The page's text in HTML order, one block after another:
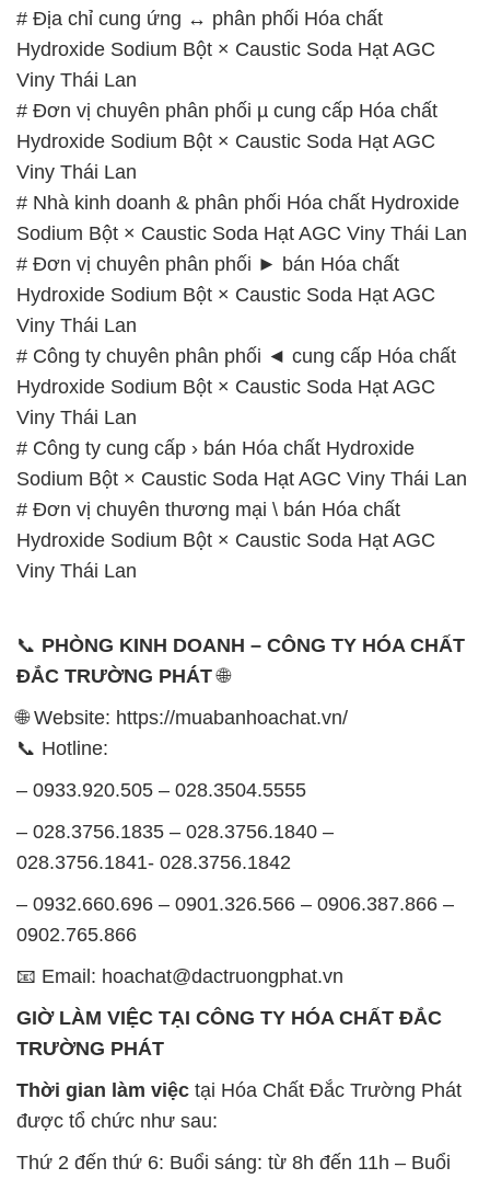
# Địa chỉ cung ứng ↔ phân phối Hóa chất
Hydroxide Sodium Bột × Caustic Soda Hạt AGC
Viny Thái Lan
# Đơn vị chuyên phân phối µ cung cấp Hóa chất
Hydroxide Sodium Bột × Caustic Soda Hạt AGC
Viny Thái Lan
# Nhà kinh doanh & phân phối Hóa chất Hydroxide
Sodium Bột × Caustic Soda Hạt AGC Viny Thái Lan
# Đơn vị chuyên phân phối ► bán Hóa chất
Hydroxide Sodium Bột × Caustic Soda Hạt AGC
Viny Thái Lan
# Công ty chuyên phân phối ◄ cung cấp Hóa chất
Hydroxide Sodium Bột × Caustic Soda Hạt AGC
Viny Thái Lan
# Công ty cung cấp › bán Hóa chất Hydroxide
Sodium Bột × Caustic Soda Hạt AGC Viny Thái Lan
# Đơn vị chuyên thương mại \ bán Hóa chất
Hydroxide Sodium Bột × Caustic Soda Hạt AGC
Viny Thái Lan
📞 PHÒNG KINH DOANH – CÔNG TY HÓA CHẤT
ĐẮC TRƯỜNG PHÁT🌐
🌐 Website: https://muabanhoachat.vn/
📞 Hotline:
– 0933.920.505 – 028.3504.5555
– 028.3756.1835 – 028.3756.1840 –
028.3756.1841- 028.3756.1842
– 0932.660.696 – 0901.326.566 – 0906.387.866 –
0902.765.866
📧 Email: hoachat@dactruongphat.vn
GIỜ LÀM VIỆC TẠI CÔNG TY HÓA CHẤT ĐẮC
TRƯỜNG PHÁT
Thời gian làm việc tại Hóa Chất Đắc Trường Phát
được tổ chức như sau:
Thứ 2 đến thứ 6: Buổi sáng: từ 8h đến 11h – Buổi